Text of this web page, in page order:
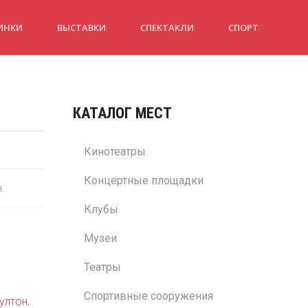
ВЫСТАВКИ СПЕКТАКЛИ СПОРТ
,
КАТАЛОГ МЕСТ
Кинотеатры
Концертные площадки
Клубы
Музеи
Театры
Спортивные сооружения